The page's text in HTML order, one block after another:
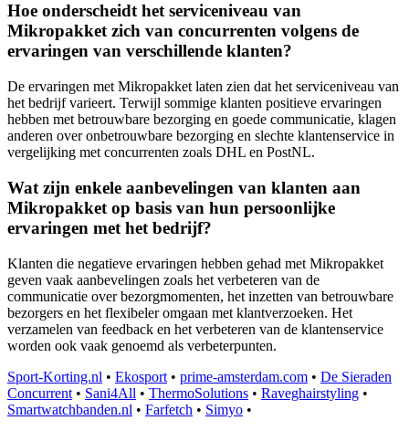
Hoe onderscheidt het serviceniveau van
Mikropakket zich van concurrenten volgens de
ervaringen van verschillende klanten?
De ervaringen met Mikropakket laten zien dat het serviceniveau van
het bedrijf varieert. Terwijl sommige klanten positieve ervaringen
hebben met betrouwbare bezorging en goede communicatie, klagen
anderen over onbetrouwbare bezorging en slechte klantenservice in
vergelijking met concurrenten zoals DHL en PostNL.
Wat zijn enkele aanbevelingen van klanten aan
Mikropakket op basis van hun persoonlijke
ervaringen met het bedrijf?
Klanten die negatieve ervaringen hebben gehad met Mikropakket
geven vaak aanbevelingen zoals het verbeteren van de
communicatie over bezorgmomenten, het inzetten van betrouwbare
bezorgers en het flexibeler omgaan met klantverzoeken. Het
verzamelen van feedback en het verbeteren van de klantenservice
worden ook vaak genoemd als verbeterpunten.
Sport-Korting.nl • Ekosport • prime-amsterdam.com • De Sieraden
Concurrent • Sani4All • ThermoSolutions • Raveghairstyling •
Smartwatchbanden.nl • Farfetch • Simyo •